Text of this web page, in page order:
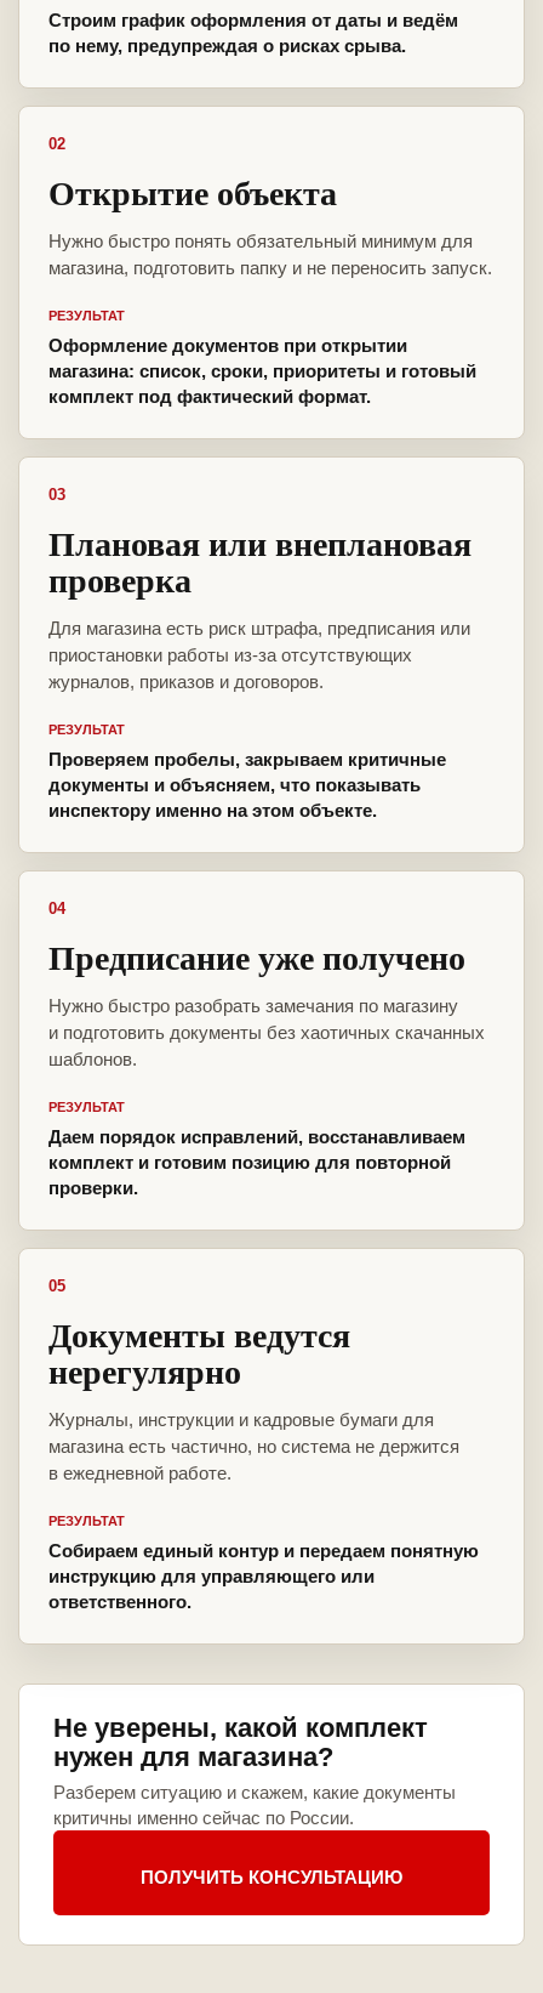
Строим график оформления от даты и ведём
по нему, предупреждая о рисках срыва.
02
Открытие объекта
Нужно быстро понять обязательный минимум для
магазина, подготовить папку и не переносить запуск.
РЕЗУЛЬТАТ
Оформление документов при открытии
магазина: список, сроки, приоритеты и готовый
комплект под фактический формат.
03
Плановая или внеплановая
проверка
Для магазина есть риск штрафа, предписания или
приостановки работы из-за отсутствующих
журналов, приказов и договоров.
РЕЗУЛЬТАТ
Проверяем пробелы, закрываем критичные
документы и объясняем, что показывать
инспектору именно на этом объекте.
04
Предписание уже получено
Нужно быстро разобрать замечания по магазину
и подготовить документы без хаотичных скачанных
шаблонов.
РЕЗУЛЬТАТ
Даем порядок исправлений, восстанавливаем
комплект и готовим позицию для повторной
проверки.
05
Документы ведутся
нерегулярно
Журналы, инструкции и кадровые бумаги для
магазина есть частично, но система не держится
в ежедневной работе.
РЕЗУЛЬТАТ
Собираем единый контур и передаем понятную
инструкцию для управляющего или
ответственного.
Не уверены, какой комплект
нужен для магазина?
Разберем ситуацию и скажем, какие документы
критичны именно сейчас по России.
ПОЛУЧИТЬ КОНСУЛЬТАЦИЮ